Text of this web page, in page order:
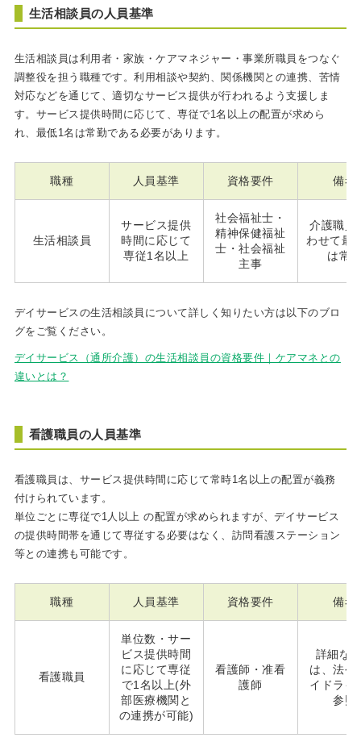
生活相談員の人員基準
生活相談員は利用者・家族・ケアマネジャー・事業所職員をつなぐ
調整役を担う職種です。利用相談や契約、関係機関との連携、苦情
対応などを通じて、適切なサービス提供が行われるよう支援しま
す。サービス提供時間に応じて、専従で1名以上の配置が求めら
れ、最低1名は常勤である必要があります。
職種 人員基準 資格要件 備考
生活相談員
サービス提供
時間に応じて
専従1名以上
社会福祉士・
精神保健福祉
士・社会福祉
主事
介護職員
わせて最
は常
デイサービスの生活相談員について詳しく知りたい方は以下のブロ
グをご覧ください。
デイサービス（通所介護）の生活相談員の資格要件｜ケアマネとの
違いとは？
看護職員の人員基準
看護職員は、サービス提供時間に応じて常時1名以上の配置が義務
付けられています。
単位ごとに専従で1人以上 の配置が求められますが、デイサービス
の提供時間帯を通じて専従する必要はなく、訪問看護ステーション
等との連携も可能です。
職種 人員基準 資格要件 備考
看護職員
単位数・サー
ビス提供時間
に応じて専従
で1名以上(外
部医療機関と
の連携が可能)
看護師・准看
護師
詳細な
は、法令
イドライ
参照